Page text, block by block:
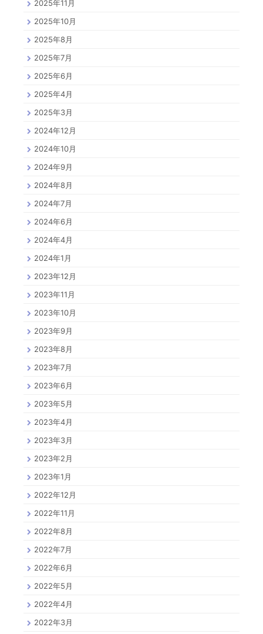
2025年11月
2025年10月
2025年8月
2025年7月
2025年6月
2025年4月
2025年3月
2024年12月
2024年10月
2024年9月
2024年8月
2024年7月
2024年6月
2024年4月
2024年1月
2023年12月
2023年11月
2023年10月
2023年9月
2023年8月
2023年7月
2023年6月
2023年5月
2023年4月
2023年3月
2023年2月
2023年1月
2022年12月
2022年11月
2022年8月
2022年7月
2022年6月
2022年5月
2022年4月
2022年3月